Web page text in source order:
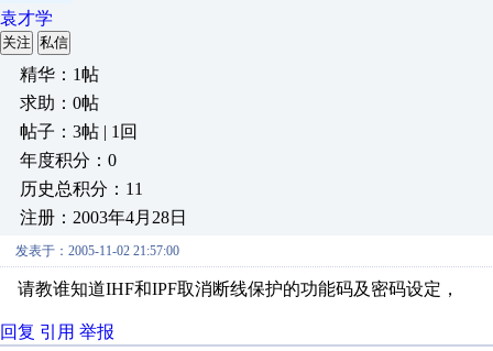
袁才学
关注 私信
精华：1帖
求助：0帖
帖子：3帖 | 1回
年度积分：0
历史总积分：11
注册：2003年4月28日
发表于：2005-11-02 21:57:00
请教谁知道IHF和IPF取消断线保护的功能码及密码设定，
回复 引用 举报